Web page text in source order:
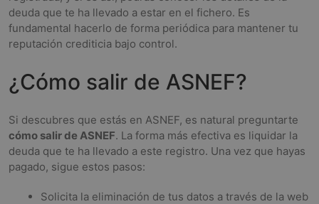
deuda que te ha llevado a estar en el fichero. Es
fundamental hacerlo de forma periódica para mantener tu
reputación crediticia bajo control.
¿Cómo salir de ASNEF?
Si descubres que estás en ASNEF, es natural preguntarte
cómo salir de ASNEF. La forma más efectiva es liquidar la
deuda que te ha llevado a este registro. Una vez que hayas
pagado, sigue estos pasos:
Solicita la eliminación de tus datos a través de la web